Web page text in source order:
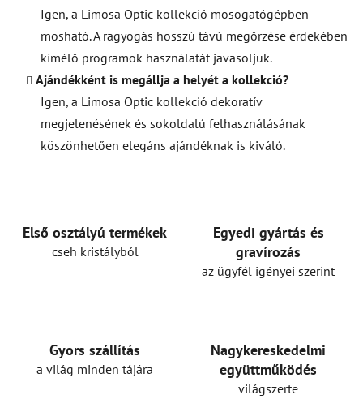
Igen, a Limosa Optic kollekció mosogatógépben
mosható. A ragyogás hosszú távú megőrzése érdekében
kímélő programok használatát javasoljuk.
Ajándékként is megállja a helyét a kollekció?
Igen, a Limosa Optic kollekció dekoratív
megjelenésének és sokoldalú felhasználásának
köszönhetően elegáns ajándéknak is kiváló.
Első osztályú termékek
cseh kristályból
Egyedi gyártás és
gravírozás
az ügyfél igényei szerint
Gyors szállítás
a világ minden tájára
Nagykereskedelmi
együttműködés
világszerte